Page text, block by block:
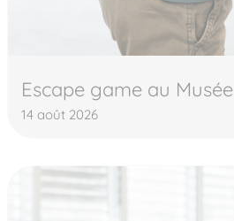
Escape game au Musée
14 août 2026